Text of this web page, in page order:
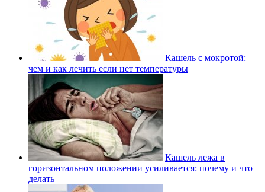
Кашель с мокротой:
чем и как лечить если нет температуры
Кашель лежа в
горизонтальном положении усиливается: почему и что
делать